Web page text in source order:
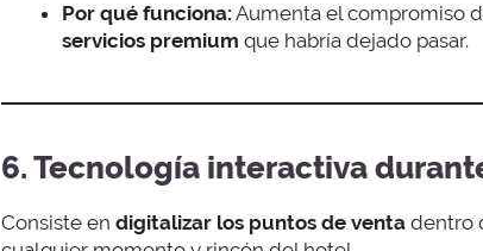
Por qué funciona: Aumenta el compromiso
servicios premium que habría dejado pasar.
6. Tecnología interactiva
Consiste en digitalizar los puntos de venta dentro